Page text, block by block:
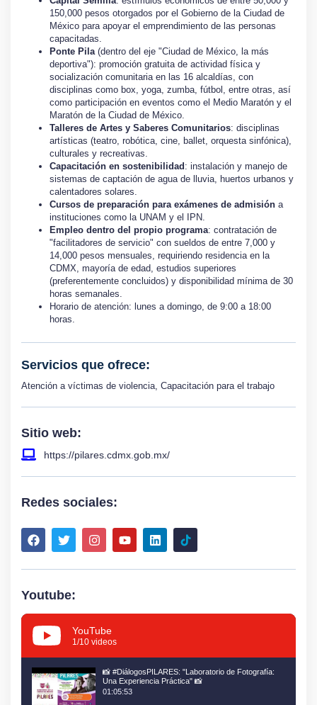
150,000 pesos otorgados por el Gobierno de la Ciudad de
México para apoyar el emprendimiento de las personas
capacitadas.
Ponte Pila(dentro del eje "Ciudad de México, la más
deportiva"): promoción gratuita de actividad física y
socialización comunitaria en las 16 alcaldías, con
disciplinas como box, yoga, zumba, fútbol, entre otras, así
como participación en eventos como el Medio Maratón y el
Maratón de la Ciudad de México.
Talleres de Artes y Saberes Comunitarios: disciplinas
artísticas (teatro, robótica, cine, ballet, orquesta sinfónica),
culturales y recreativas.
Capacitación en sostenibilidad : instalación y manejo de
sistemas de captación de agua de lluvia, huertos urbanos y
calentadores solares.
Cursos de preparación para exámenes de admisión a
instituciones como la UNAM y el IPN.
Empleo dentro del propio programa: contratación de
"facilitadores de servicio" con sueldos de entre 7,000 y
14,000 pesos mensuales, requiriendo residencia en la
CDMX, mayoría de edad, estudios superiores
(preferentemente concluidos) y disponibilidad mínima de 30
horas semanales.
Horario de atención: lunes a domingo, de 9:00 a 18:00
horas.
Servicios que ofrece:
Atención a víctimas de violencia, Capacitación para el trabajo
Sitio web:
https://pilares.cdmx.gob.mx/
Redes sociales:
Youtube:
YouTube
1/10 videos
📸 #DiálogosPILARES: "Laboratorio de Fotografía:
Una Experiencia Práctica" 📸
01:05:53